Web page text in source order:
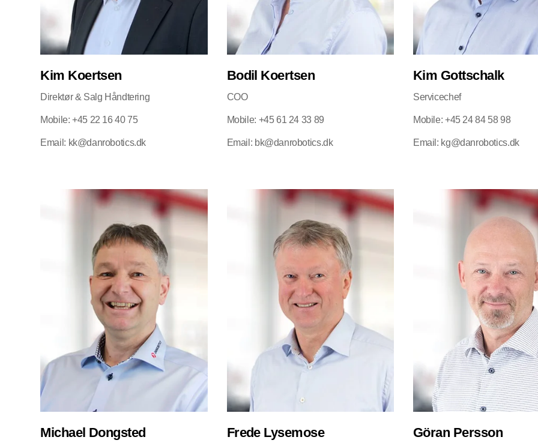
Kim Koertsen
Direktør & Salg Håndtering
Mobile: +45 22 16 40 75
Email: kk@danrobotics.dk
Bodil Koertsen
COO
Mobile: +45 61 24 33 89
Email: bk@danrobotics.dk
Kim Gottschalk
Servicechef
Mobile: +45 24 84 58 98
Email: kg@danrobotics.dk
Michael Dongsted Frede Lysemose Göran Persson